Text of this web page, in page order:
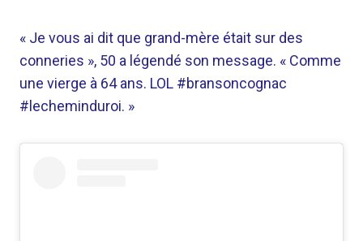
« Je vous ai dit que grand-mère était sur des
conneries », 50 a légendé son message. « Comme
une vierge à 64 ans. LOL #bransoncognac
#lecheminduroi. »